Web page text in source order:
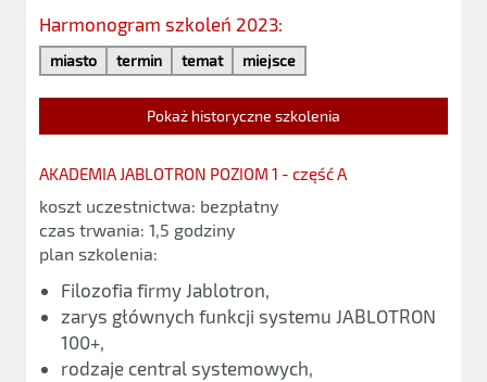
Harmonogram szkoleń 2023:
miasto termin temat miejsce
Pokaż historyczne szkolenia
AKADEMIA JABLOTRON POZIOM 1 - część A
koszt uczestnictwa: bezpłatny
czas trwania: 1,5 godziny
plan szkolenia:
Filozofia firmy Jablotron,
zarys głównych funkcji systemu JABLOTRON
100+,
rodzaje central systemowych,